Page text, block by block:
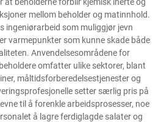
mellom beholder og matinnhold.
ingeniørarbeid som muliggjør jevn
varmepunkter som kunne skade både
Anvendelsesområdene for
omfatter ulike sektorer, blant
måltidsforberedelsestjenester og
setter særlig pris på
til å forenkle arbeidsprosesser, noe
å lagre ferdiglagde salater og